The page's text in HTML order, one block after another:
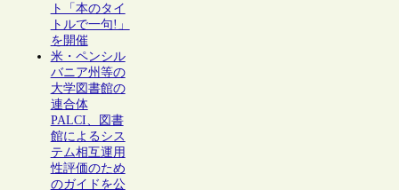
ト「本のタイ
トルで一句!」
を開催
米・ペンシル
バニア州等の
大学図書館の
連合体
PALCI、図書
館によるシス
テム相互運用
性評価のため
のガイドを公